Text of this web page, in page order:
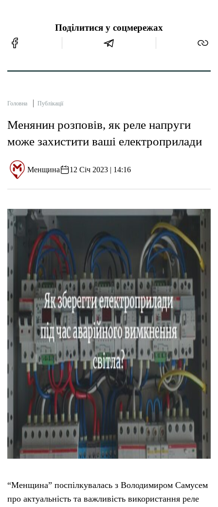
Поділитися у соцмережах
Головна Публікації
Менянин розповів, як реле напруги
може захистити ваші електроприлади
Менщина 12 Січ 2023 | 14:16
“Менщина” поспілкувалась з Володимиром Самусем
про актуальність та важливість використання реле